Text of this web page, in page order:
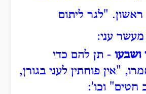
"לגר ליתום
עני:
ושבעו - תן להם כדי
"אין פוחתין לעני בגורן,
חטים" וכו':